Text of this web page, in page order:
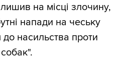
на місці злочину,
напади на чеську
насильства проти